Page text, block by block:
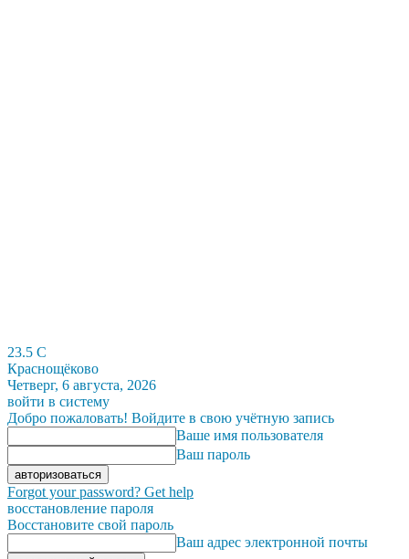
23.5 C
Краснощёково
Четверг, 6 августа, 2026
войти в систему
Добро пожаловать! Войдите в свою учётную запись
Ваше имя пользователя
Ваш пароль
Forgot your password? Get help
восстановление пароля
Восстановите свой пароль
Ваш адрес электронной почты